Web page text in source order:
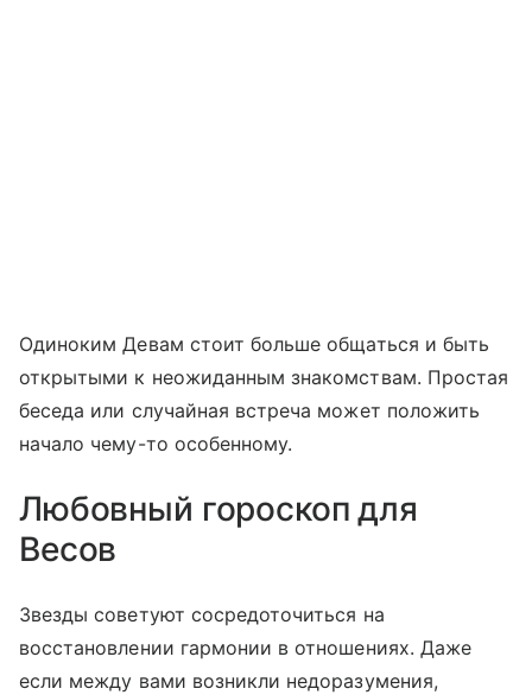
Одиноким Девам стоит больше общаться и быть
открытыми к неожиданным знакомствам. Простая
беседа или случайная встреча может положить
начало чему-то особенному.
Любовный гороскоп для
Весов
Звезды советуют сосредоточиться на
восстановлении гармонии в отношениях. Даже
если между вами возникли недоразумения,